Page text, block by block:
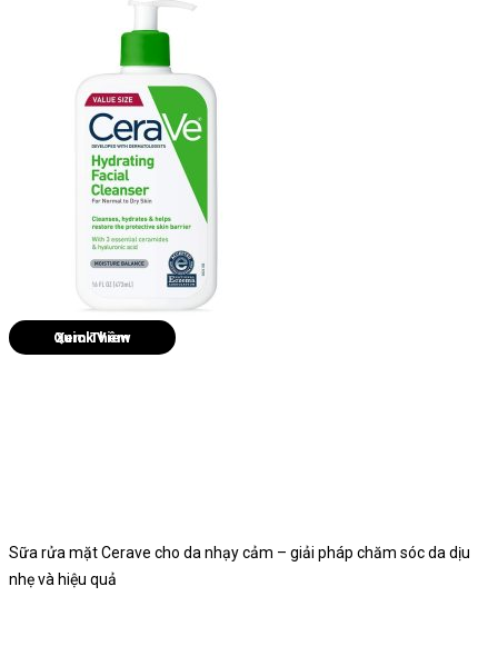
Quick View
Sữa rửa mặt Cerave cho da nhạy cảm – giải pháp chăm sóc da dịu
nhẹ và hiệu quả